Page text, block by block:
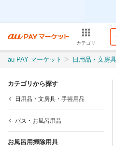
カテゴリ
au PAY マーケット 日用品・文房
カテゴリから探す
日用品・文房具・手芸用品
バス・お風呂用品
お風呂用掃除用具